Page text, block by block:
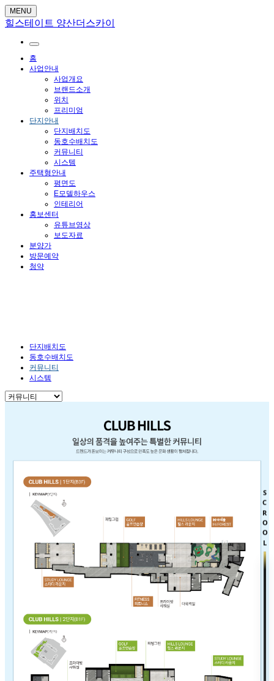
MENU
힐스테이트 양산더스카이
홈
사업안내
사업개요
브랜드소개
위치
프리미엄
단지안내
단지배치도
동호수배치도
커뮤니티
시스템
주택형안내
평면도
E모델하우스
인테리어
홍보센터
유튜브영상
보도자료
분양가
방문예약
청약
단지배치도
동호수배치도
커뮤니티
시스템
SCROOL